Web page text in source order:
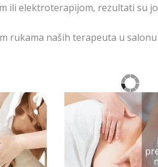
ili elektroterapijom, rezultati su
rukama naših terapeuta u salonu